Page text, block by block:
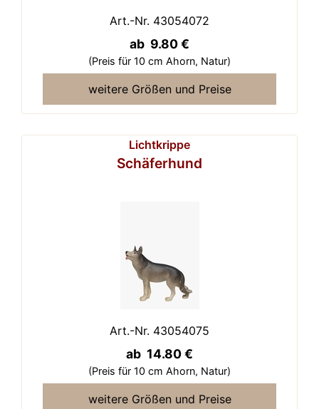
Art.-Nr. 43054072
ab 9.80 €
(Preis für 10 cm Ahorn, Natur)
weitere Größen und Preise
Lichtkrippe
Schäferhund
Art.-Nr. 43054075
ab 14.80 €
(Preis für 10 cm Ahorn, Natur)
weitere Größen und Preise